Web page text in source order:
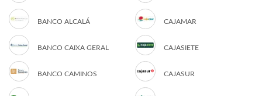
BANCO ALCALÁ
BANCO CAIXA GERAL
BANCO CAMINOS
CAJAMAR
CAJASIETE
CAJASUR